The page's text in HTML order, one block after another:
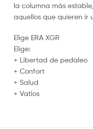
la columna más
aquellos que quieren ir
Elige ERA XGR
Elige:
+ Libertad de pedaleo
+ Confort
+ Salud
+ Vatios